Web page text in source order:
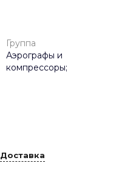
Группа
Аэрографы и
компрессоры;
Доставка